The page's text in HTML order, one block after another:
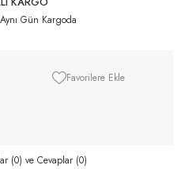
Gün Kargoda
Favorilere Ekle
(0) ve Cevaplar (0)